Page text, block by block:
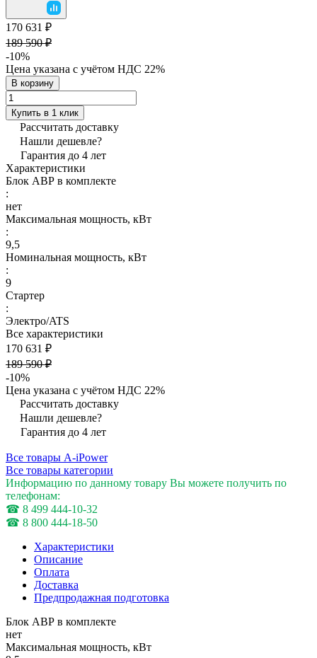
170 631 ₽
189 590 ₽
-10%
Цена указана с учётом НДС 22%
В корзину
Купить в 1 клик
Рассчитать доставку
Нашли дешевле?
Гарантия до 4 лет
Характеристики
Блок АВР в комплекте
:
нет
Максимальная мощность, кВт
:
9,5
Номинальная мощность, кВт
:
9
Стартер
:
Электро/ATS
Все характеристики
170 631 ₽
189 590 ₽
-10%
Цена указана с учётом НДС 22%
Рассчитать доставку
Нашли дешевле?
Гарантия до 4 лет
Все товары A-iPower
Все товары категории
Информацию по данному товару Вы можете получить по
телефонам:
☎ 8 499 444-10-32
☎ 8 800 444-18-50
Характеристики
Описание
Оплата
Доставка
Предпродажная подготовка
Блок АВР в комплекте
нет
Максимальная мощность, кВт